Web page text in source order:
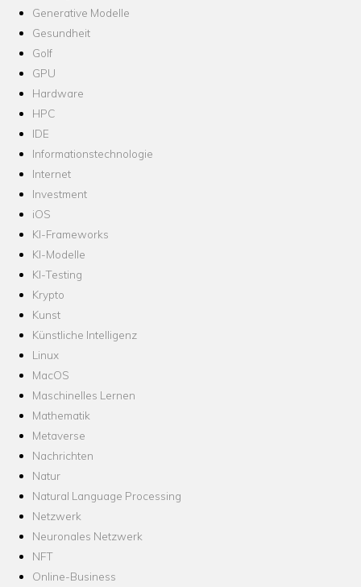
Generative Modelle
Gesundheit
Golf
GPU
Hardware
HPC
IDE
Informationstechnologie
Internet
Investment
iOS
KI-Frameworks
KI-Modelle
KI-Testing
Krypto
Kunst
Künstliche Intelligenz
Linux
MacOS
Maschinelles Lernen
Mathematik
Metaverse
Nachrichten
Natur
Natural Language Processing
Netzwerk
Neuronales Netzwerk
NFT
Online-Business